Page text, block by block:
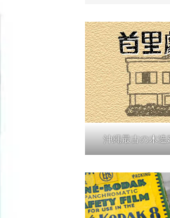
沖縄最古の木